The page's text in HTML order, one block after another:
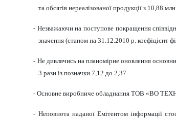
та обсягів нереалізованої продукції з 10,88
- Незважаючи на поступове покращення
значення (станом на 31.12.2010 р. коефіцієнт
- Не дивлячись на планомірне оновлення
3 рази із позначки 7,12 до 2,37.
- Основне виробниче обладнання ТОВ «ВО
- Неповнота наданої Емітентом інформації